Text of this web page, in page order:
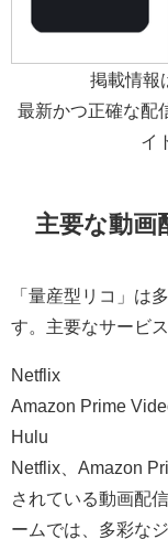
掲載情報
最新かつ正確な配
イ
主要な動画
「量産型リコ」は
す。主要なサービ
Netflix
Amazon Prime
Hulu
Netflix、Amazon
されている動画配
ームでは、多彩な